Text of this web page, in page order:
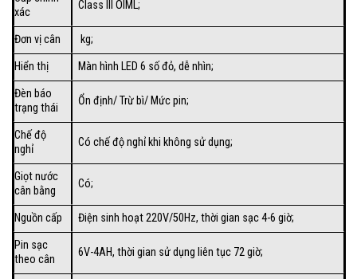
xác
Class III OIML;
Đơn vị cân
kg;
Hiển thị
Màn hình LED 6 số đỏ, dễ nhìn;
Đèn báo
trạng thái
Ổn định/ Trừ bì/ Mức pin;
Chế độ
nghỉ
Có chế độ nghỉ khi không sử dụng;
Giọt nước
cân bằng
Có;
Nguồn cấp
Điện sinh hoạt 220V/50Hz, thời gian sạc 4-6 giờ;
Pin sạc
theo cân
6V-4AH, thời gian sử dụng liên tục 72 giờ;